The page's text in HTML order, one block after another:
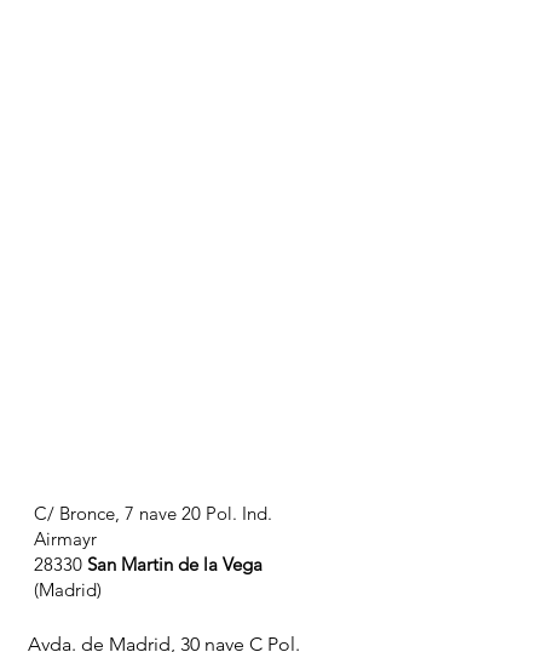
C/ Bronce, 7 nave 20 Pol. Ind.
Airmayr
28330 San Martin de la Vega
(Madrid)
Avda. de Madrid, 30 nave C Pol.